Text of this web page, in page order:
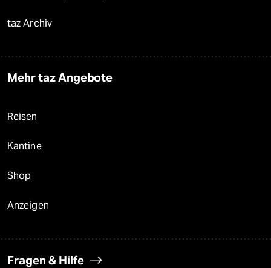
taz Archiv
Mehr taz Angebote
Reisen
Kantine
Shop
Anzeigen
Fragen & Hilfe